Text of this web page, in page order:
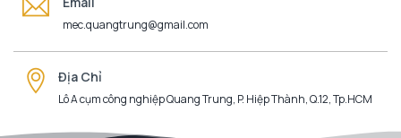
mec.quangtrung@gmail.com
Địa Chỉ
Lô A cụm công nghiệp Quang Trung, P. Hiệp Thành, Q.12, Tp.HCM